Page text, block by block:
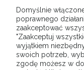
OPINIE O
Domyślnie
poprawnego
zaakceptować
"Zaakceptuj
wyjątkiem
swoich potrzeb,
zgodę możesz w